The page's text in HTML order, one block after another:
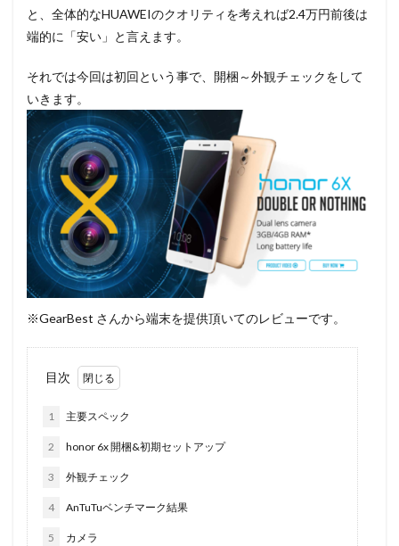
と、全体的なHUAWEIのクオリティを考えれば2.4万円前後は
端的に「安い」と言えます。
それでは今回は初回という事で、開梱～外観チェックをして
いきます。
※GearBest さんから端末を提供頂いてのレビューです。
目次
1 主要スペック
2 honor 6x 開梱&初期セットアップ
3 外観チェック
4 AnTuTuベンチマーク結果
5 カメラ